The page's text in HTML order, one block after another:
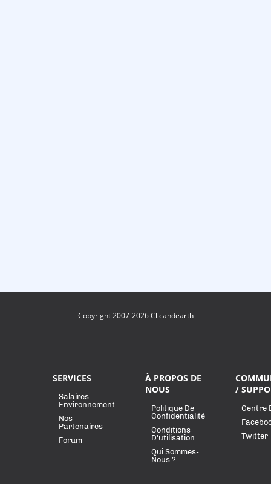
Copyright 2007-2026 Clicandearth
SERVICES
Salaires
Environnement
Nos
Partenaires
Forum
À PROPOS DE
NOUS
Politique De
Confidentialité
Conditions
D'utilisation
Qui Sommes-
Nous ?
/
Centre
Twitter